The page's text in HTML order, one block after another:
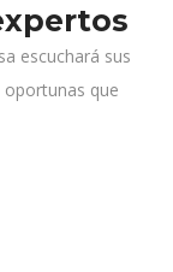
escuchará sus
que